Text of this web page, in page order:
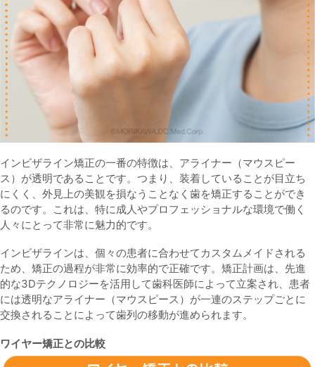
インビザライン矯正の一番の特徴は、アライナー（マウスピー
ス）が透明であることです。つまり、装着していることが目立ち
にくく、外見上の美観を損なうことなく歯を矯正することができ
るのです。これは、特に成人やプロフェッショナルな環境で働く
人々にとって非常に魅力的です。
インビザラインは、個々の患者に合わせてカスタムメイドされる
ため、矯正の過程が非常に効率的で正確です。矯正計画は、先進
的な3Dテクノロジーを活用して歯科医師によって立案され、患者
には透明なアライナー（マウスピース）が一連のステップごとに
交換されることによって歯列の移動が進められます。
ワイヤー矯正との比較